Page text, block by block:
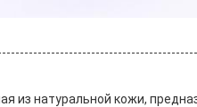
из натуральной кожи,